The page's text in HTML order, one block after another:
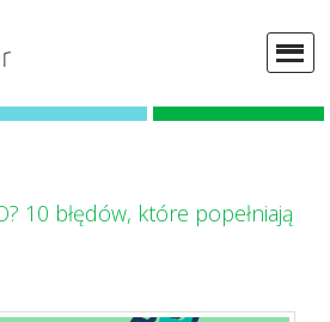
10 błędów, które popełniają